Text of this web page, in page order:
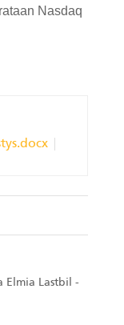
Nasdaq
Elmia Lastbil -